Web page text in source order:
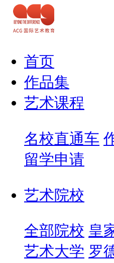
首页
作品集
艺术课程
名校直通车
留学申请
艺术院校
全部院校 皇
艺术大学 罗